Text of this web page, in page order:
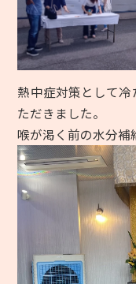
熱中症対策として
ただきました。
喉が渇く前の水分補